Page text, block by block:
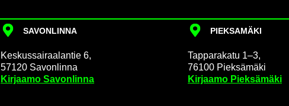
SA­VON­LIN­NA
Kes­kus­sai­raa­lan­tie 6,
57120 Sa­von­lin­na
Kir­jaa­mo Sa­von­lin­na
PIEK­SA­MÄ­KI
Tap­pa­ra­ka­tu 1–3,
76100 Piek­sä­mä­ki
Kir­jaa­mo Piek­sä­mä­ki